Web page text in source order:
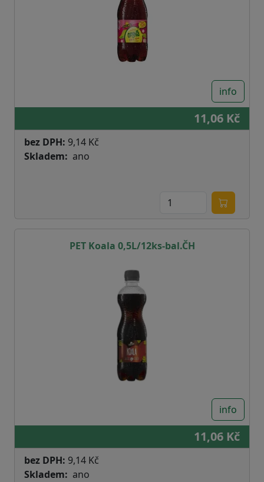
info
11,06 Kč
bez DPH: 9,14 Kč
Skladem
ano
PET Koala 0,5L/12ks-bal.ČH
info
11,06 Kč
bez DPH: 9,14 Kč
Skladem
ano